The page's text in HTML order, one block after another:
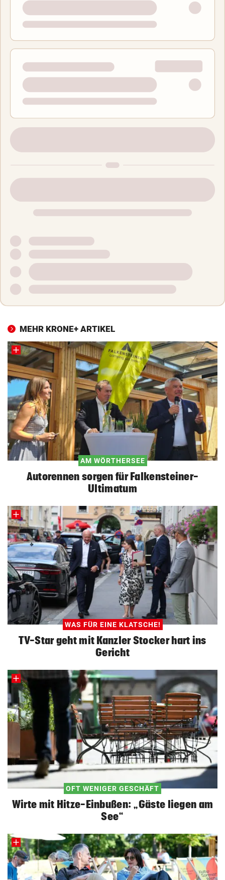
MEHR KRONE+ ARTIKEL
AM WÖRTHERSEE
Autorennen sorgen für Falkensteiner-
Ultimatum
WAS FÜR EINE KLATSCHE!
TV-Star geht mit Kanzler Stocker hart ins
Gericht
OFT WENIGER GESCHÄFT
Wirte mit Hitze-Einbußen: „Gäste liegen am
See“